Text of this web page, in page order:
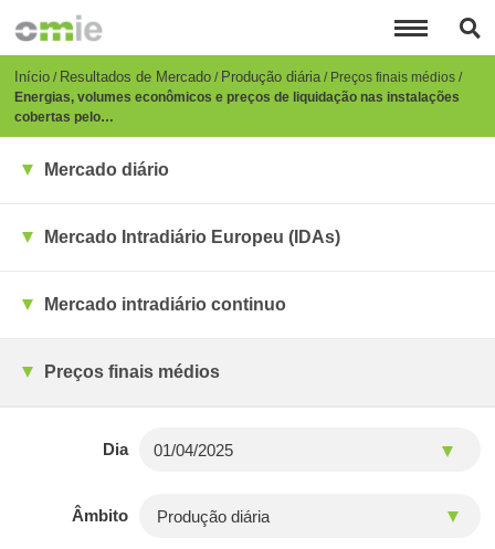
para
conteúdo
principal
Breadcrumb
Início Resultados de Mercado Produção diária Preços finais médios
Energias, volumes econômicos e preços de liquidação nas instalações
cobertas pelo…
Mercado diário
Mercado Intradiário Europeu (IDAs)
Mercado intradiário continuo
Preços finais médios
Dia
Âmbito